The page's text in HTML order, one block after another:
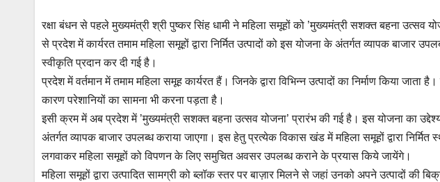
रक्षा बंधन से पहले मुख्यमंत्री श्री पुष्कर सिंह धामी ने महिला समूहों को ’मुख्यमंत्री सशक्त बहना उत्सव
से प्रदेश में कार्यरत तमाम महिला समूहों द्वारा निर्मित उत्पादों को इस योजना के अंतर्गत व्यापक बाजार
स्वीकृति प्रदान कर दी गई है।
प्रदेश में वर्तमान में तमाम महिला समूह कार्यरत हैं। जिनके द्वारा विभिन्न उत्पादों का निर्माण किया
कारण परेशानियों का सामना भी करना पड़ता है।
इसी क्रम में अब प्रदेश में ’मुख्यमंत्री सशक्त बहना उत्सव योजना’ प्रारंभ की गई है। इस योजना का उद्देश्य
अंतर्गत व्यापक बाजार उपलब्ध कराया जाएगा। इस हेतु प्रत्येक विकास खंड में महिला समूहों द्वारा निर्मित
लगवाकर महिला समूहों को विपणन के लिए समुचित अवसर उपलब्ध कराने के प्रयास किये जायेंगे।
महिला समूहों द्वारा उत्पादित सामग्री को ब्लॉक स्तर पर बाज़ार मिलने से जहां उनको अपने उत्पादों की